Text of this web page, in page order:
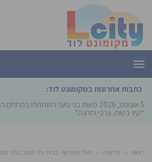
תפריט
כתבות אחרונות במקומונט לוד:
5 אוגוסט, 2026
מאות בני נוער השתתפו במתחם
“קיץ בטוח, ערכי ומהנה”
ראשי » חדשות » הגל החמישי: בבית גיל הזהב בלוד